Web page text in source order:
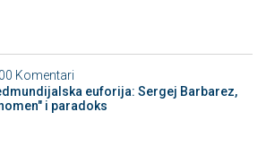
Komentari
euforija: Sergej Barbarez,
i paradoks